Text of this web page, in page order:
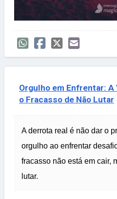
Orgulho em Enfrentar:
o Fracasso de Não Lutar
A derrota real é não dar o
orgulho ao enfrentar
fracasso não está em cair,
lutar.